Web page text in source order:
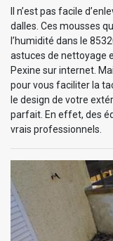
Il n’est pas facile
dalles. Ces mousses
l’humidité dans le
astuces de nettoyage
Pexine sur internet.
pour vous faciliter la
le design de votre
parfait. En effet, des
vrais professionnels.